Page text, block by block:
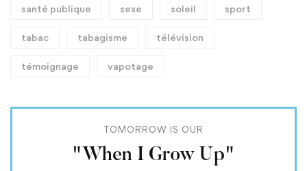
santé publique sexe soleil sport
tabac tabagisme télévision
témoignage vapotage
TOMORROW IS OUR
"When I Grow Up"